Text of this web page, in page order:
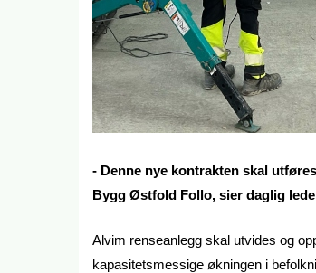
- Denne nye kontrakten skal
Bygg Østfold Follo, sier daglig
Alvim renseanlegg skal utvides og
kapasitetsmessige økningen i